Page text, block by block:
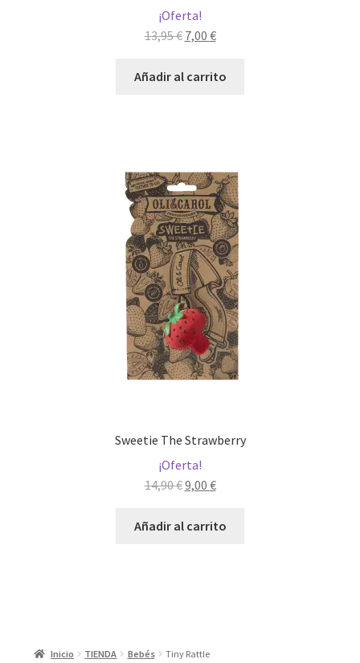
¡Oferta!
13,95€ El
original
7,00 €El
actual
Añadir al carrito
Sweetie The Strawberry
¡Oferta!
14,90€El
original
9,00 €El
actual
Añadir al carrito
Inicio TIENDA Bebés Tiny Rattle